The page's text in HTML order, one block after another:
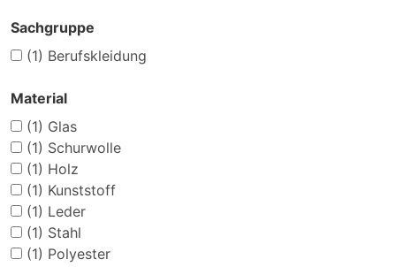
Sachgruppe
(1) Berufskleidung
Material
(1) Glas
(1) Schurwolle
(1) Holz
(1) Kunststoff
(1) Leder
(1) Stahl
(1) Polyester